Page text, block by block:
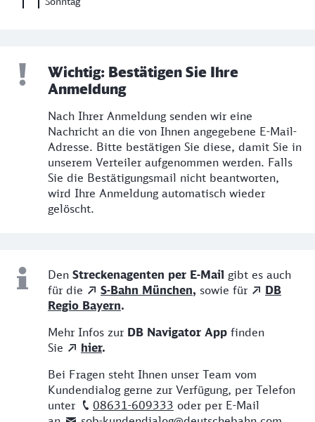
Wichtig: Bestätigen Sie Ihre
Anmeldung
Nach Ihrer Anmeldung senden wir eine
Nachricht an die von Ihnen angegebene E-Mail-
Adresse. Bitte bestätigen Sie diese, damit Sie in
unserem Verteiler aufgenommen werden. Falls
Sie die Bestätigungsmail nicht beantworten,
wird Ihre Anmeldung automatisch wieder
gelöscht.
Weitere Infos
Den Streckenagenten per E-Mail gibt es auch
für die
S-Bahn München, sowie für
DB
Regio Bayern.
Mehr Infos zur DB Navigator App finden
Sie
hier.
Bei Fragen steht Ihnen unser Team vom
Kundendialog gerne zur Verfügung, per Telefon
unter
08631-609333 oder per E-Mail